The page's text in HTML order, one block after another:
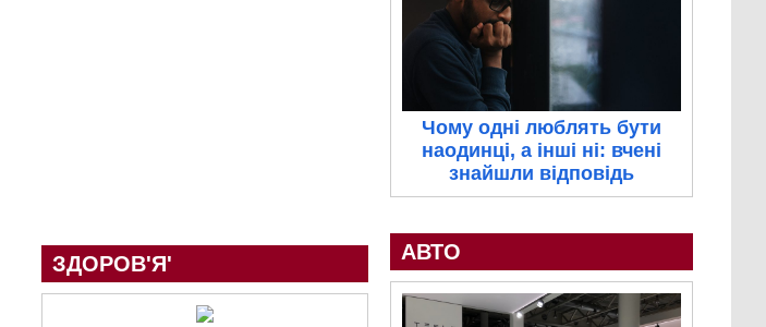
ЗДОРОВ'Я'
Чому одні люблять бути
наодинці, а інші ні: вчені
знайшли відповідь
АВТО